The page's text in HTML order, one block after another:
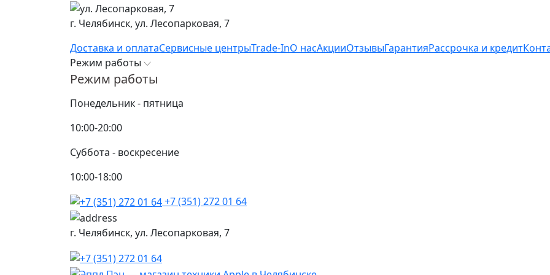
г. Челябинск, ул. Лесопарковая, 7
Доставка и оплатаСервисные центрыTrade-InО насАкцииОтзывыГарантияРассрочка и кредит
Режим работы
Режим работы
Понедельник - пятница
10:00-20:00
Суббота - воскресение
10:00-18:00
+7 (351) 272 01 64
г. Челябинск, ул. Лесопарковая, 7